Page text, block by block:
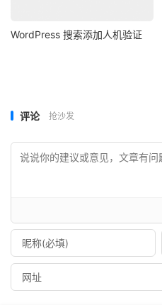
WordPress 搜索添加人机验证
评论 抢沙发